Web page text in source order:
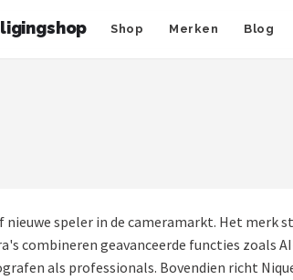
Shop Merken Blog
nieuwe speler in de cameramarkt. Het
combineren geavanceerde functies
als professionals. Bovendien richt